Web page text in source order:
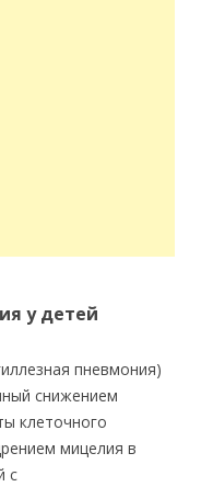
у детей
пневмония)
снижением
клеточного
мицелия в
с